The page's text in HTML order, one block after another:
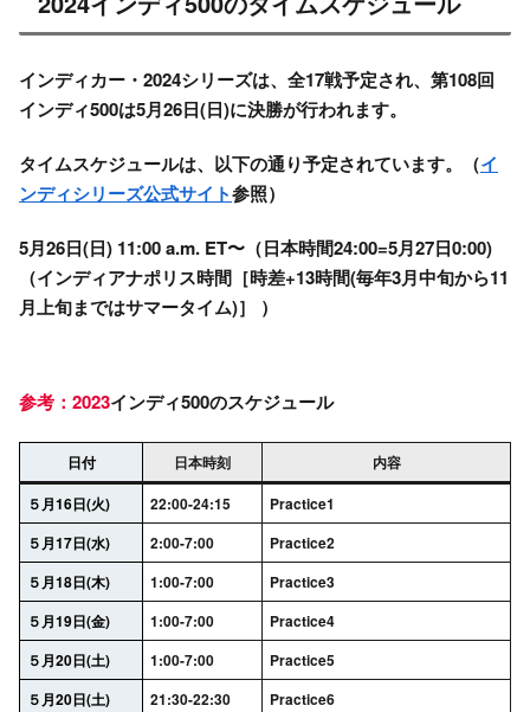
インディカー・ 2024シリーズは、全17戦予定され、 第108回
インディ500は5月26日(日)に決勝が行われます。
タイムスケジュールは、以下の通り予定されています。（イ
ンディシリーズ公式サイト参照）
5月26日(日) 11:00 a.m. ET〜（日本時間24:00=5月27日0:00)
（インディアナポリス時間［時差+13時間(毎年3月中旬から11
月上旬まではサマータイム)］ ）
参考：2023インディ500のスケジュール
日付 日本時刻
内容
５月16日(火)
22:00-24:15
Practice1
５月17日(水)
2:00-7:00
Practice2
５月18日(木)
1:00-7:00
Practice3
５月19日(金)
1:00-7:00
Practice4
５月20日(土)
1:00-7:00
Practice5
５月20日(土)
21:30-22:30
Practice6